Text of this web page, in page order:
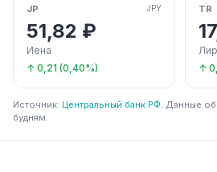
JP JPY
51,82 ₽
Иена
↑ 0,21 (0,40%)
TR
↑
Источник: Центральный банк РФ. Данные
будням.